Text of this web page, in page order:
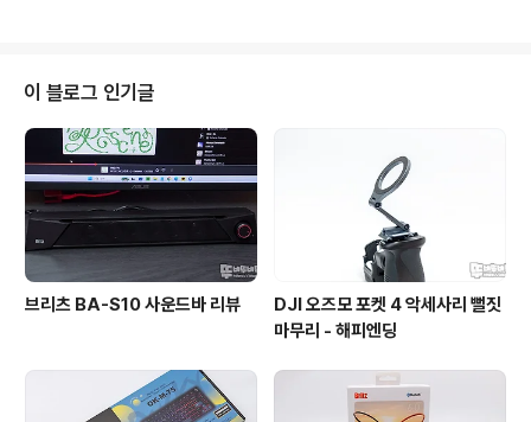
2NB60 패키지는 제품의 이미지와 제품명 그리고 Mac &
Window 운영체제 호환에 대한 내용을 확인할 수 있습니
다. 패키지 정면과 측면에는 은색 펄이 사용된 인쇄가 적용
되어 고급스러운 느낌을 주며 패키지 뒷면에는 제품의 특
징과 사양이 간략하게 인쇄되어 있습니다. ODD의 특징이
라 할 수..
이 블로그 인기글
브리츠 BA-S10 사운드바 리뷰
DJI 오즈모 포켓 4 악세사리 뻘짓
마무리 - 해피엔딩